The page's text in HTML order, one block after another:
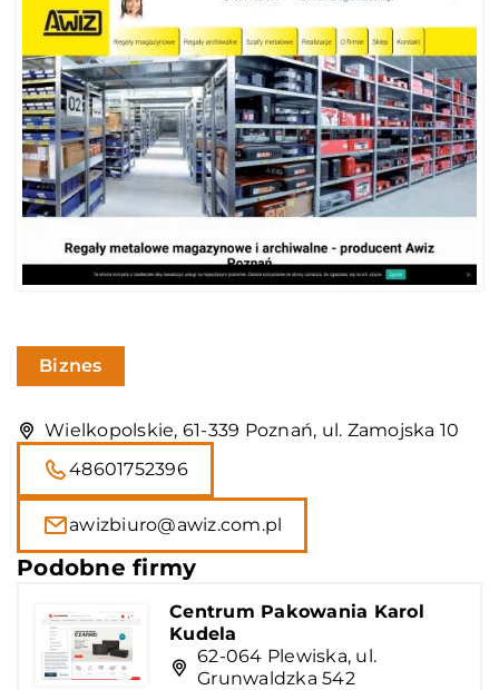
Biznes
Wielkopolskie, 61-339 Poznań, ul. Zamojska 10
48601752396
awizbiuro@awiz.com.pl
Podobne firmy
Centrum Pakowania Karol
Kudela
62-064 Plewiska, ul.
Grunwaldzka 542